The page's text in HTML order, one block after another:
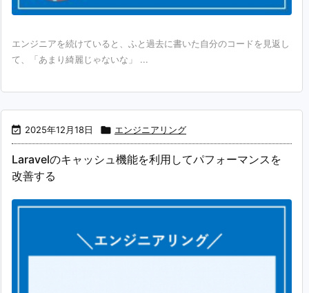
エンジニアを続けていると、ふと過去に書いた自分のコードを見返し
て、「あまり綺麗じゃないな」 ...
 2025年12月18日  エンジニアリング
Laravelのキャッシュ機能を利用してパフォーマンスを
改善する